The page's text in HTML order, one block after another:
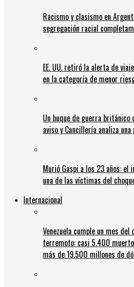
Racismo y clasismo en
segregación racial
EE. UU. retiró la alerta de
en la categoría de menor
Un buque de guerra británico
aviso y Cancillería analiza
Murió Gaspi a los 23 años:
una de las víctimas del
Internacional
Venezuela cumple un mes
terremoto: casi 5.400
más de 19.500 millones de